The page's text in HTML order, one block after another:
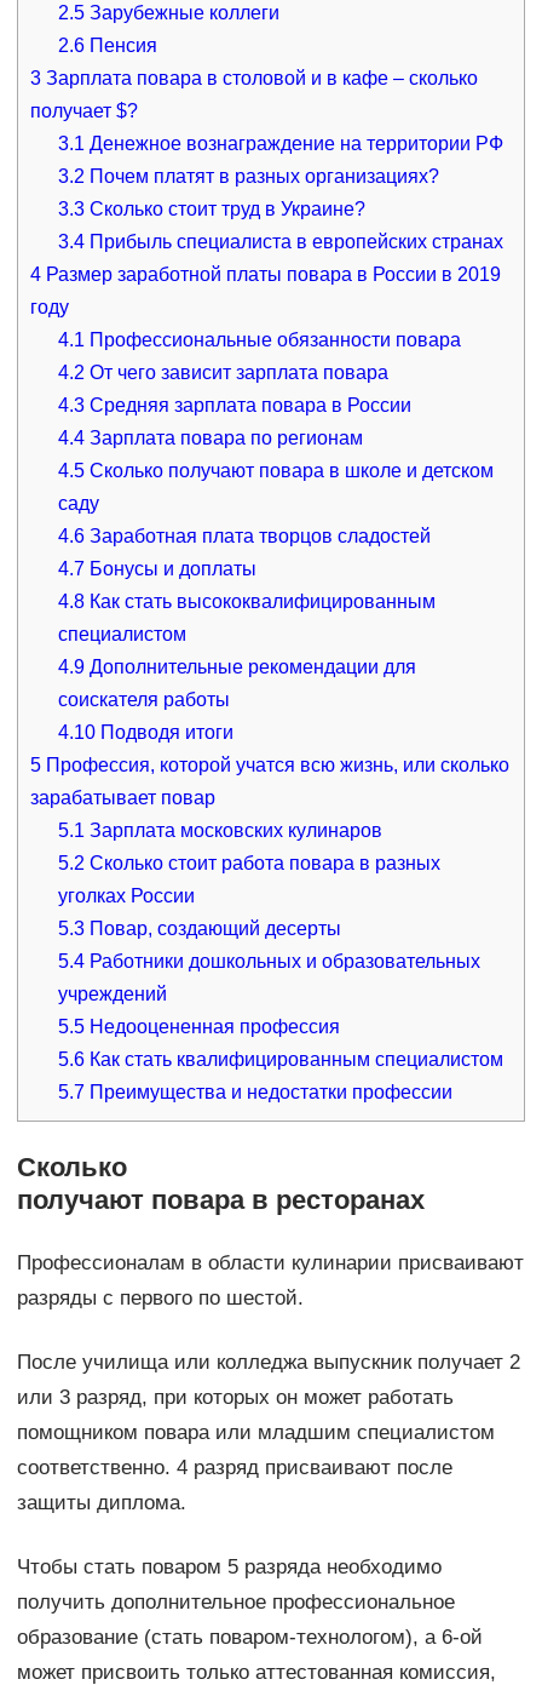
2.5 Зарубежные коллеги
2.6 Пенсия
3Зарплата повара в столовой и в кафе – сколько
получает $?
3.1 Денежное вознаграждение на территории РФ
3.2 Почем платят в разных организациях?
3.3 Сколько стоит труд в Украине?
3.4 Прибыль специалиста в европейских странах
4Размер заработной платы повара в России в 2019
году
4.1 Профессиональные обязанности повара
4.2 От чего зависит зарплата повара
4.3 Средняя зарплата повара в России
4.4 Зарплата повара по регионам
4.5 Сколько получают повара в школе и детском
саду
4.6 Заработная плата творцов сладостей
4.7 Бонусы и доплаты
4.8 Как стать высококвалифицированным
специалистом
4.9 Дополнительные рекомендации для
соискателя работы
4.10 Подводя итоги
5Профессия, которой учатся всю жизнь, или сколько
зарабатывает повар
5.1 Зарплата московских кулинаров
5.2 Сколько стоит работа повара в разных
уголках России
5.3 Повар, создающий десерты
5.4 Работники дошкольных и образовательных
учреждений
5.5 Недооцененная профессия
5.6 Как стать квалифицированным специалистом
5.7 Преимущества и недостатки профессии
Сколько
получают повара в ресторанах
Профессионалам в области кулинарии присваивают
разряды с первого по шестой.
После училища или колледжа выпускник получает 2
или 3 разряд, при которых он может работать
помощником повара или младшим специалистом
соответственно. 4 разряд присваивают после
защиты диплома.
Чтобы стать поваром 5 разряда необходимо
получить дополнительное профессиональное
образование (стать поваром-технологом), а 6-ой
может присвоить только аттестованная комиссия,